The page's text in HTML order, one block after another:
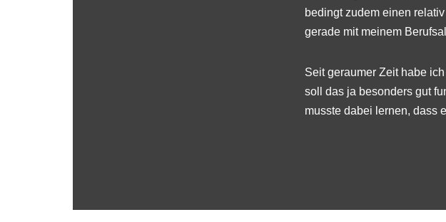
bedingt zudem einen
gerade mit meinem
Seit geraumer Zeit habe
soll das ja besonders gut
musste dabei lernen, dass